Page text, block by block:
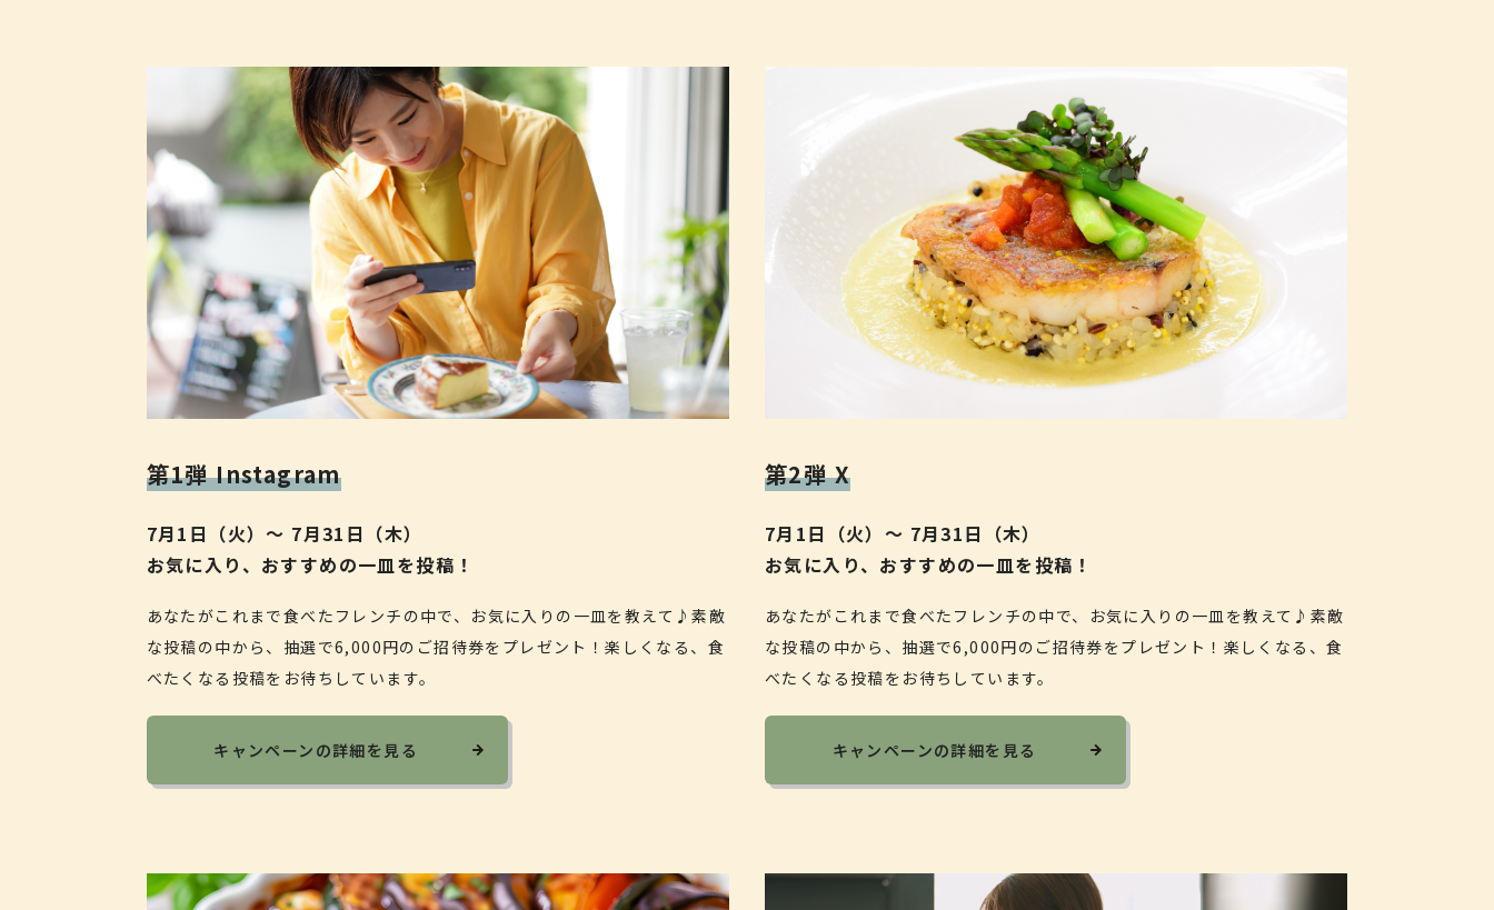
第1弾 Instagram
7月1日（火）〜 7月31日（木）
お気に入り、おすすめの一皿を投稿！
あなたがこれまで食べたフレンチの中で、お気に入りの一皿を教えて♪素敵
な投稿の中から、抽選で6,000円のご招待券をプレゼント！楽しくなる、食
べたくなる投稿をお待ちしています。
キャンペーンの詳細を見る
第2弾 X
7月1日（火）〜 7月31日（木）
お気に入り、おすすめの一皿を投稿！
あなたがこれまで食べたフレンチの中で、お気に入りの一皿を教えて♪素敵
な投稿の中から、抽選で6,000円のご招待券をプレゼント！楽しくなる、食
べたくなる投稿をお待ちしています。
キャンペーンの詳細を見る